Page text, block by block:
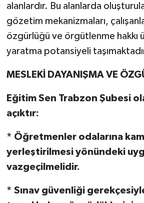
alanlardır. Bu alanlarda
gözetim mekanizmaları,
özgürlüğü ve örgütlenme hakkı
yaratma potansiyeli
MESLEKİ DAYANIŞMA VE
Eğitim Sen Trabzon Şubesi
açıktır:
* Öğretmenler odalarına
yerleştirilmesi yönündeki
vazgeçilmelidir.
* Sınav güvenliği